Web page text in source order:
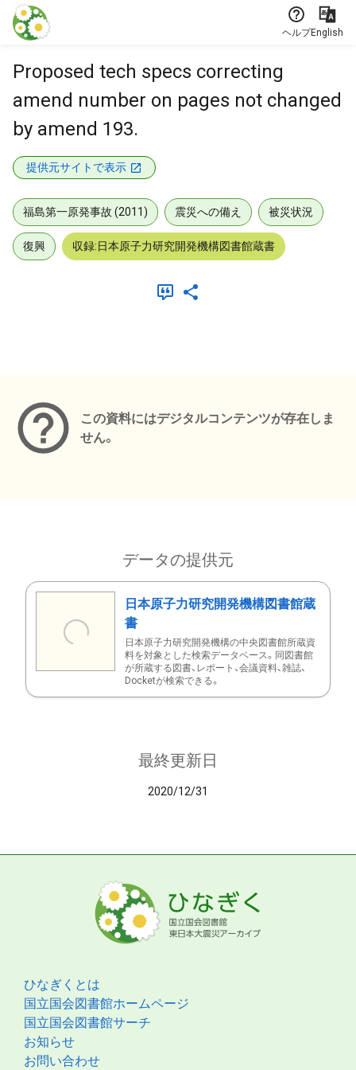
本文に飛ぶ
ヘルプEnglish
Proposed tech specs correcting
amend number on pages not changed
by amend 193.
提供元サイトで表示
福島第一原発事故 (2011) 震災への備え 被災状況
復興 収録:日本原子力研究開発機構図書館蔵書
この資料にはデジタルコンテンツが存在しま
せん。
データの提供元
日本原子力研究開発機構図書館蔵
書
日本原子力研究開発機構の中央図書館所蔵資
料を対象とした検索データベース。同図書館
が所蔵する図書、レポート、会議資料、雑誌、
Docketが検索できる。
最終更新日
2020/12/31
ひなぎくとは
国立国会図書館ホームページ
国立国会図書館サーチ
お知らせ
お問い合わせ